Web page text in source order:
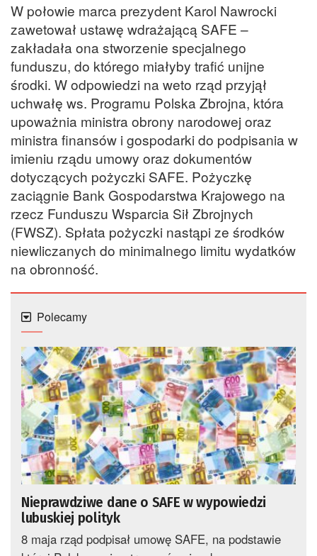
W połowie marca prezydent Karol Nawrocki
zawetował ustawę wdrażającą SAFE –
zakładała ona stworzenie specjalnego
funduszu, do którego miałyby trafić unijne
środki. W odpowiedzi na weto rząd przyjął
uchwałę ws. Programu Polska Zbrojna, która
upoważnia ministra obrony narodowej oraz
ministra finansów i gospodarki do podpisania w
imieniu rządu umowy oraz dokumentów
dotyczących pożyczki SAFE. Pożyczkę
zaciągnie Bank Gospodarstwa Krajowego na
rzecz Funduszu Wsparcia Sił Zbrojnych
(FWSZ). Spłata pożyczki nastąpi ze środków
niewliczanych do minimalnego limitu wydatków
na obronność.
Polecamy
Nieprawdziwe dane o SAFE w wypowiedzi
lubuskiej polityk
8 maja rząd podpisał umowę SAFE, na podstawie